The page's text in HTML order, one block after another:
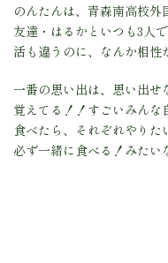
のんたんは、青森南高校
友達・はるかといつも3人
活も違うのに、なんか相性
一番の思い出は、思い出せ
覚えてる！！すごいみんな
食べたら、それぞれやり
必ず一緒に食べる！みたい